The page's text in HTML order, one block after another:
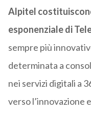
Alpitel
esponenziale di
sempre più
determinata a
nei servizi digitali a
verso l’innovazione